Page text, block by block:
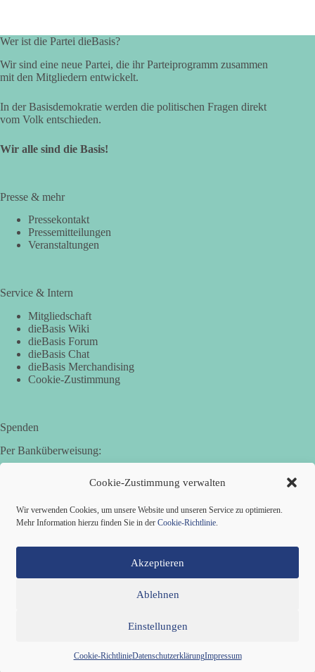
Cookie-Zustimmung verwalten
Wir verwenden Cookies, um unsere Website und unseren Service zu optimieren.
Mehr Information hierzu finden Sie in der Cookie-Richtlinie.
Akzeptieren
Ablehnen
Einstellungen
Cookie-RichtlinieDatenschutzerklärungImpressum
Wer ist die Partei dieBasis?
Wir sind eine neue Partei, die ihr Parteiprogramm zusammen
mit den Mitgliedern entwickelt.
In der Basisdemokratie werden die politischen Fragen direkt
vom Volk entschieden.
Wir alle sind die Basis!
Presse & mehr
Pressekontakt
Pressemitteilungen
Veranstaltungen
Service & Intern
Mitgliedschaft
dieBasis Wiki
dieBasis Forum
dieBasis Chat
dieBasis Merchandising
Cookie-Zustimmung
Spenden
Per Banküberweisung:
Basisdemokratische Partei Deutschland in Bayern e.V.
IBAN: DE95 7205 1210 0006 3365 31
BIC: BYLADEM1AIC
Kontakt
Cookie-Richtlinie (EU)
Copyright © 2026 Basisdemokratische Partei Deutschland ·